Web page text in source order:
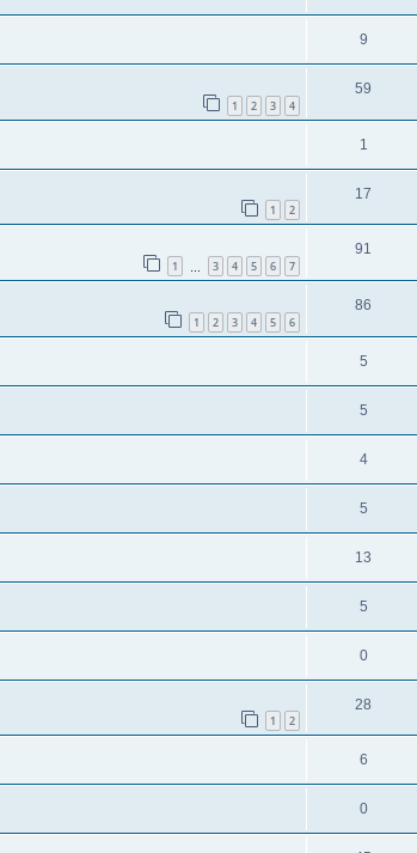
9
1 2 3 4
59
1
1 2
17
1 3 4 5 6 7
91
1 2 3 4 5 6
86
5
5
4
5
13
5
0
1 2
28
6
0